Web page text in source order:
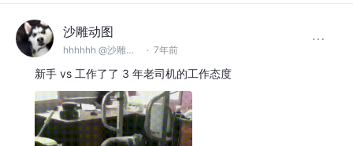
沙雕动图
hhhhhh @沙雕欢乐多 · 7年前
新手 vs 工作了了 3 年老司机的工作态度